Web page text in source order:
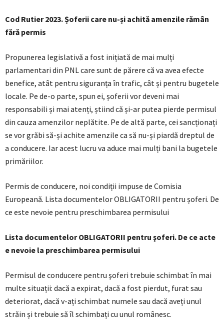
Cod Rutier 2023. Șoferii care nu-și achită amenzile rămân
fără permis
Propunerea legislativă a fost inițiată de mai mulți
parlamentari din PNL care sunt de părere că va avea efecte
benefice, atât pentru siguranța în trafic, cât și pentru bugetele
locale. Pe de-o parte, spun ei, șoferii vor deveni mai
responsabili și mai atenți, știind că și-ar putea pierde permisul
din cauza amenzilor neplătite. Pe de altă parte, cei sancționați
se vor grăbi să-și achite amenzile ca să nu-și piardă dreptul de
a conducere. Iar acest lucru va aduce mai mulți bani la bugetele
primăriilor.
Permis de conducere, noi condiții impuse de Comisia
Europeană. Lista documentelor OBLIGATORII pentru șoferi. De
ce este nevoie pentru preschimbarea permisului
Lista documentelor OBLIGATORII pentru şoferi. De ce acte
e nevoie la preschimbarea permisului
Permisul de conducere pentru şoferi trebuie schimbat în mai
multe situații: dacă a expirat, dacă a fost pierdut, furat sau
deteriorat, dacă v-ați schimbat numele sau dacă aveți unul
străin și trebuie să îl schimbați cu unul românesc.